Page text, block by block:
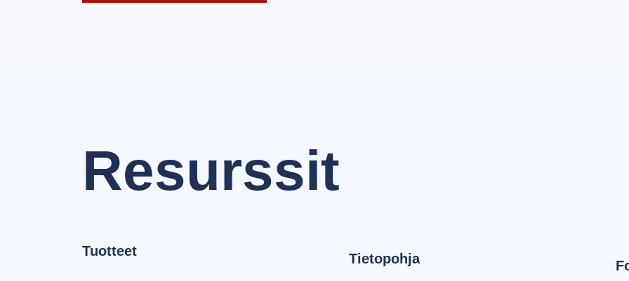
Resurssit
Tuotteet Tietopohja